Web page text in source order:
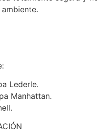
Lederle.
Manhattan.